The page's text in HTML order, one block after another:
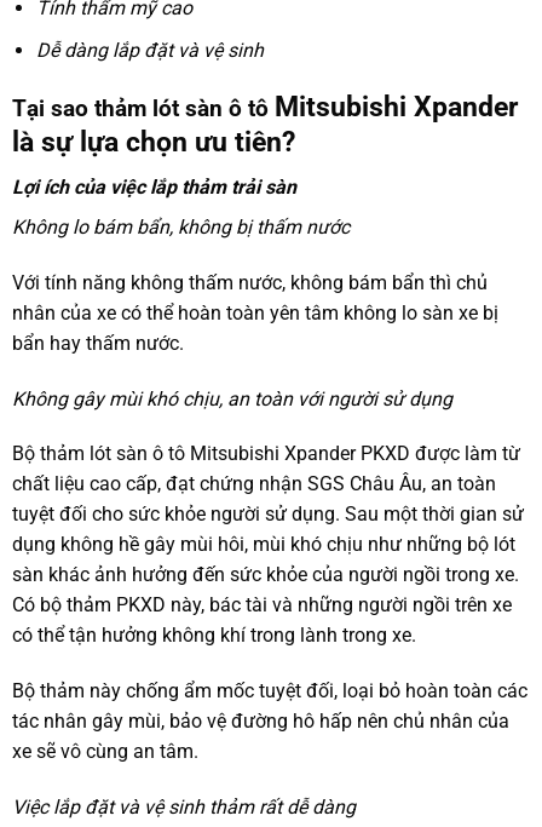
Tính thẩm mỹ cao
Dễ dàng lắp đặt và vệ sinh
Tại sao thảm lót sàn ô tô Mitsubishi Xpander
là sự lựa chọn ưu tiên?
Lợi ích của việc lắp thảm trải sàn
Không lo bám bẩn, không bị thấm nước
Với tính năng không thấm nước, không bám bẩn thì chủ
nhân của xe có thể hoàn toàn yên tâm không lo sàn xe bị
bẩn hay thấm nước.
Không gây mùi khó chịu, an toàn với người sử dụng
Bộ thảm lót sàn ô tô Mitsubishi Xpander PKXD được làm từ
chất liệu cao cấp, đạt chứng nhận SGS Châu Âu, an toàn
tuyệt đối cho sức khỏe người sử dụng. Sau một thời gian sử
dụng không hề gây mùi hôi, mùi khó chịu như những bộ lót
sàn khác ảnh hưởng đến sức khỏe của người ngồi trong xe.
Có bộ thảm PKXD này, bác tài và những người ngồi trên xe
có thể tận hưởng không khí trong lành trong xe.
Bộ thảm này chống ẩm mốc tuyệt đối, loại bỏ hoàn toàn các
tác nhân gây mùi, bảo vệ đường hô hấp nên chủ nhân của
xe sẽ vô cùng an tâm.
Việc lắp đặt và vệ sinh thảm rất dễ dàng